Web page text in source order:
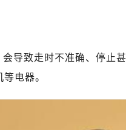
号嘉兴世界贸易中心写字
号华润中心写字楼（万
号万菱汇国际中心写字楼
导致走时不准确、停止
电器。